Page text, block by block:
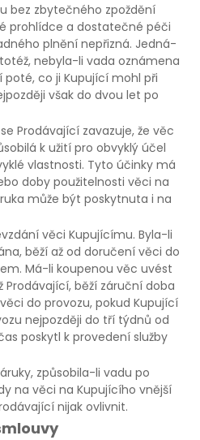
bez zbytečného zpoždění
prohlídce a dostatečné péči
plnění nepřizná. Jedná-
nebyla-li vada oznámena
co ji Kupující mohl při
však do dvou let po
Prodávající zavazuje, že věc
k užití pro obvyklý účel
vlastnosti. Tyto účinky má
doby použitelnosti věci na
může být poskytnuta i na
věci Kupujícímu. Byla-li
běží až od doručení věci do
Má-li koupenou věc uvést
Prodávající, běží záruční doba
do provozu, pokud Kupující
nejpozději do tří týdnů od
poskytl k provedení služby
způsobila-li vadu po
na věci na Kupujícího vnější
nijak ovlivnit.